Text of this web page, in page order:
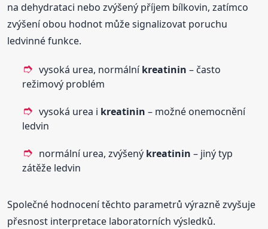
na dehydrataci nebo zvýšený příjem bílkovin, zatímco
zvýšení obou hodnot může signalizovat poruchu
ledvinné funkce.
vysoká urea, normálníkreatinin – často
režimový problém
vysoká urea i kreatinin – možné onemocnění
ledvin
normální urea, zvýšený kreatinin – jiný typ
zátěže ledvin
Společné hodnocení těchto parametrů výrazně zvyšuje
přesnost interpretace laboratorních výsledků.